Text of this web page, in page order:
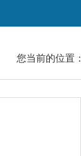
您当前的位置：